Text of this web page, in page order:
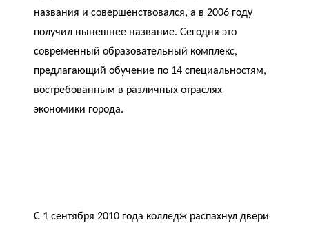
названия и совершенствовался, а в 2006 году
получил нынешнее название. Сегодня это
современный образовательный комплекс,
предлагающий обучение по 14 специальностям,
востребованным в различных отраслях
экономики города.
С 1 сентября 2010 года колледж распахнул двери